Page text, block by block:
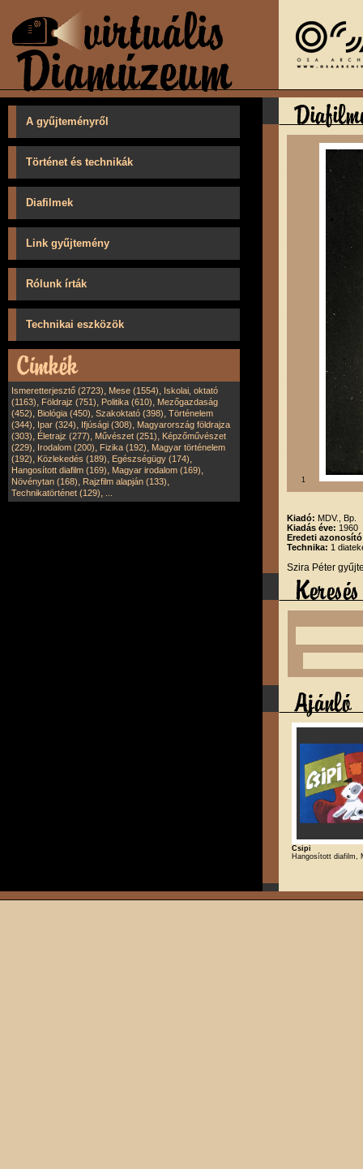
A gyűjteményről
Történet és technikák
Diafilmek
Link gyűjtemény
Rólunk írták
Technikai eszközök
Ismeretterjesztő (2723), Mese (1554), Iskolai, oktató
(1163), Földrajz (751), Politika (610), Mezőgazdaság
(452), Biológia (450), Szakoktató (398), Történelem
(344), Ipar (324), Ifjúsági (308), Magyarország földrajza
(303), Életrajz (277), Művészet (251), Képzőművészet
(229), Irodalom (200), Fizika (192), Magyar történelem
(192), Közlekedés (189), Egészségügy (174),
Hangosított diafilm (169), Magyar irodalom (169),
Növénytan (168), Rajzfilm alapján (133),
Technikatörténet (129),
1
Kiadó: MDV., Bp.
Kiadás éve: 1960
Eredeti
Technika: 1
Szira Péter
Csipi
Hangosított diafilm,